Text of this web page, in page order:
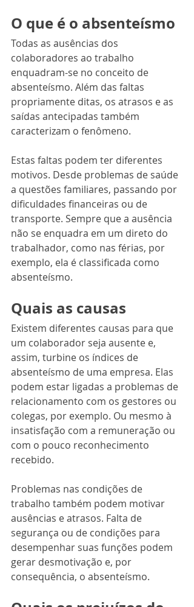
O que é o absenteísmo
Todas as ausências dos
colaboradores ao trabalho
enquadram-se no conceito de
absenteísmo. Além das faltas
propriamente ditas, os atrasos e as
saídas antecipadas também
caracterizam o fenômeno.
Estas faltas podem ter diferentes
motivos. Desde problemas de saúde
a questões familiares, passando por
dificuldades financeiras ou de
transporte. Sempre que a ausência
não se enquadra em um direto do
trabalhador, como nas férias, por
exemplo, ela é classificada como
absenteísmo.
Quais as causas
Existem diferentes causas para que
um colaborador seja ausente e,
assim, turbine os índices de
absenteísmo de uma empresa. Elas
podem estar ligadas a problemas de
relacionamento com os gestores ou
colegas, por exemplo. Ou mesmo à
insatisfação com a remuneração ou
com o pouco reconhecimento
recebido.
Problemas nas condições de
trabalho também podem motivar
ausências e atrasos. Falta de
segurança ou de condições para
desempenhar suas funções podem
gerar desmotivação e, por
consequência, o absenteísmo.